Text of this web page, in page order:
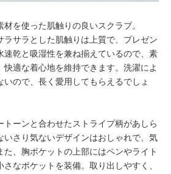
を使った肌触りの良いスクラブ。
ラサラとした肌触りは上質で、プレゼン
速乾と吸湿性を兼ね揃えているので、素
快適な着心地を維持できます。洗濯によ
いので、長く愛用してもらえるでしょ
トーンと合わせたストライプ柄があしら
いさり気ないデザインはおしゃれで、気
、胸ポケットの上部にはペンやライト
なポケットを装備。取り出しやすく、